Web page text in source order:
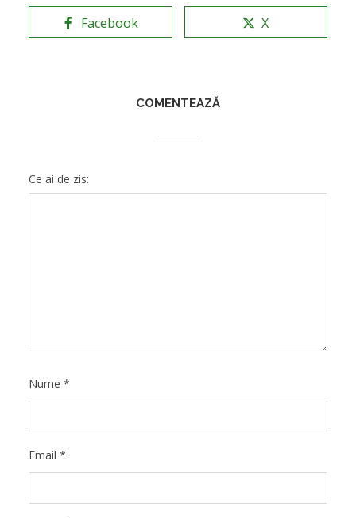
Facebook X
COMENTEAZĂ
Ce ai de zis:
Nume *
Email *